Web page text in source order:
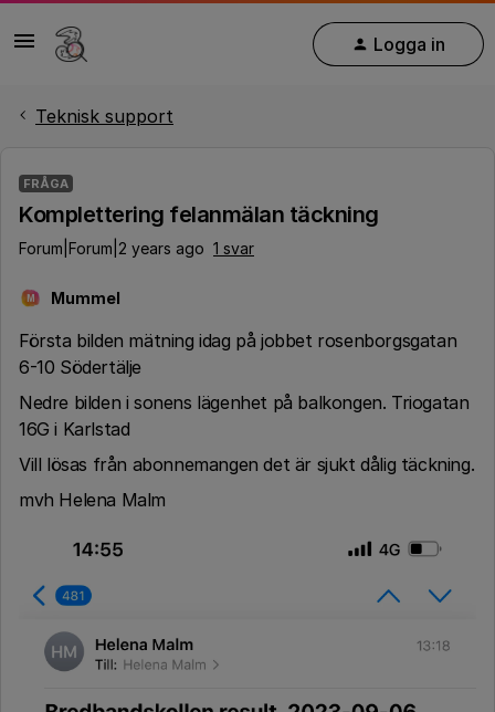
Logga in
Teknisk support
FRÅGA
Komplettering felanmälan täckning
Forum|Forum|2 years ago 1 svar
M Mummel
Första bilden mätning idag på jobbet rosenborgsgatan
6-10 Södertälje
Nedre bilden i sonens lägenhet på balkongen. Triogatan
16G i Karlstad
Vill lösas från abonnemangen det är sjukt dålig täckning.
mvh Helena Malm